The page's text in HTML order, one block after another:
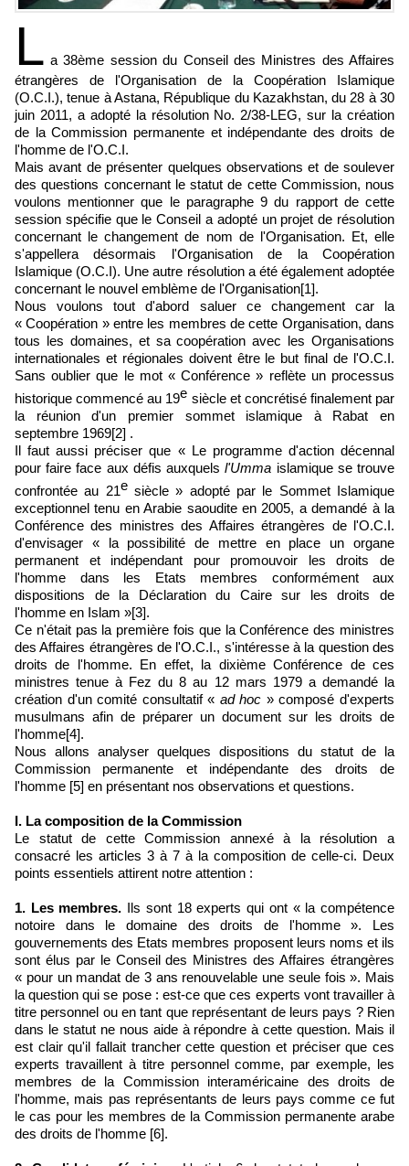
L a 38ème session du Conseil des Ministres des Affaires
étrangères de l'Organisation de la Coopération Islamique
(O.C.I.), tenue à Astana, République du Kazakhstan, du 28 à 30
juin 2011, a adopté la résolution No. 2/38-LEG, sur la création
de la Commission permanente et indépendante des droits de
l'homme de l'O.C.I.
Mais avant de présenter quelques observations et de soulever
des questions concernant le statut de cette Commission, nous
voulons mentionner que le paragraphe 9 du rapport de cette
session spécifie que le Conseil a adopté un projet de résolution
concernant le changement de nom de l'Organisation. Et, elle
s'appellera désormais l'Organisation de la Coopération
Islamique (O.C.I). Une autre résolution a été également adoptée
concernant le nouvel emblème de l'Organisation[1].
Nous voulons tout d'abord saluer ce changement car la
« Coopération » entre les membres de cette Organisation, dans
tous les domaines, et sa coopération avec les Organisations
internationales et régionales doivent être le but final de l'O.C.I.
Sans oublier que le mot « Conférence » reflète un processus
historique commencé au 19e siècle et concrétisé finalement par
la réunion d'un premier sommet islamique à Rabat en
septembre 1969[2] .
Il faut aussi préciser que « Le programme d'action décennal
pour faire face aux défis auxquels l'Umma islamique se trouve
confrontée au 21esiècle » adopté par le Sommet Islamique
exceptionnel tenu en Arabie saoudite en 2005, a demandé à la
Conférence des ministres des Affaires étrangères de l'O.C.I.
d'envisager « la possibilité de mettre en place un organe
permanent et indépendant pour promouvoir les droits de
l'homme dans les Etats membres conformément aux
dispositions de la Déclaration du Caire sur les droits de
l'homme en Islam »[3].
Ce n'était pas la première fois que la Conférence des ministres
des Affaires étrangères de l'O.C.I., s'intéresse à la question des
droits de l'homme. En effet, la dixième Conférence de ces
ministres tenue à Fez du 8 au 12 mars 1979 a demandé la
création d'un comité consultatif « ad hoc » composé d'experts
musulmans afin de préparer un document sur les droits de
l'homme[4].
Nous allons analyser quelques dispositions du statut de la
Commission permanente et indépendante des droits de
l'homme [5] en présentant nos observations et questions.
I. La composition de la Commission
Le statut de cette Commission annexé à la résolution a
consacré les articles 3 à 7 à la composition de celle-ci. Deux
points essentiels attirent notre attention :
1. Les membres. Ils sont 18 experts qui ont « la compétence
notoire dans le domaine des droits de l'homme ». Les
gouvernements des Etats membres proposent leurs noms et ils
sont élus par le Conseil des Ministres des Affaires étrangères
« pour un mandat de 3 ans renouvelable une seule fois ». Mais
la question qui se pose : est-ce que ces experts vont travailler à
titre personnel ou en tant que représentant de leurs pays ? Rien
dans le statut ne nous aide à répondre à cette question. Mais il
est clair qu'il fallait trancher cette question et préciser que ces
experts travaillent à titre personnel comme, par exemple, les
membres de la Commission interaméricaine des droits de
l'homme, mais pas représentants de leurs pays comme ce fut
le cas pour les membres de la Commission permanente arabe
des droits de l'homme [6].